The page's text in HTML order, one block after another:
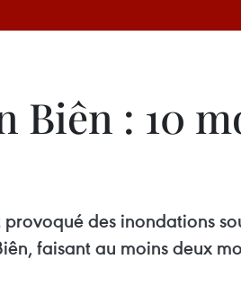
Biên : 10
des inondations
faisant au moins deux